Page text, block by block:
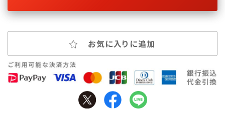
お気に入りに追加